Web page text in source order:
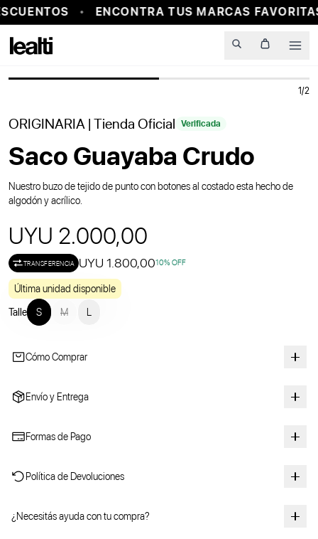
ENCONTRA TUS MARCAS
PROBADOR VIRTUAL
1/2
ORIGINARIA | Tienda Oficial Verificada
Saco Guayaba Crudo
Nuestro buzo de tejido de punto con botones al costado esta hecho de
algodón y acrílico.
UYU 2.000,00
TRANSFERENCIA UYU 1.800,0010% OFF
Última unidad disponible
Talle S M L
Cómo Comprar
Envío y Entrega
Formas de Pago
Política de Devoluciones
¿Necesitás ayuda con tu compra?